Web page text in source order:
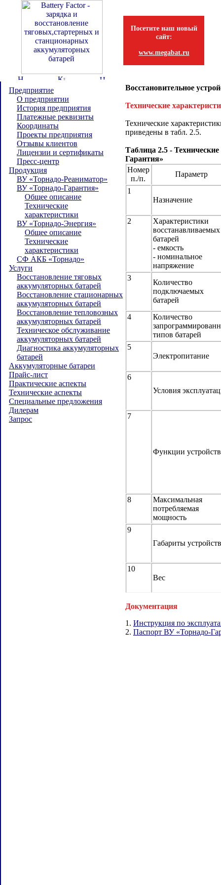
Посетите наш новый
сайт:
www.megabat.ru
Предприятие
О предприятии
История предприятия
Платежные реквизиты
Координаты
Проекты предприятия
Отзывы клиентов
Лицензии и сертификаты
Пресс-центр
Продукция
ВУ «Торнадо-Реаниматор»
ВУ «Торнадо-Гарантия»
Общее описание
Технические
характеристики
ВУ «Торнадо-Энергия»
Общее описание
Технические
характеристики
СФ АКБ «Торнадо»
Услуги
Восстановление тяговых
аккумуляторных батарей
Восстановление стационарных
аккумуляторных батарей
Восстановление тепловозных
аккумуляторных батарей
Техническое обслуживание
аккумуляторных батарей
Диагностика аккумуляторных
батарей
Аккумуляторные батареи
Прайс-лист
Практические аспекты
Технические аспекты
Специальные предложения
Дилерам
Запрос
Восстановительное
Технические
Технические
приведены в табл. 2.5.
Таблица 2.5 -
Гарантия»
Номер
п./п.
Параметр
1
Назначение
2
Характеристики
восстанавливаемых
батарей
- емкость
- номинальное
напряжение
3
Количество
подключаемых
батарей
4
Количество
типов батарей
5
Электропитание
6
Условия
7
Функции
8
Максимальная
потребляемая
мощность
9
Габариты
10
Вес
Документация
1. Инструкция по
2. Паспорт ВУ «Торнадо-